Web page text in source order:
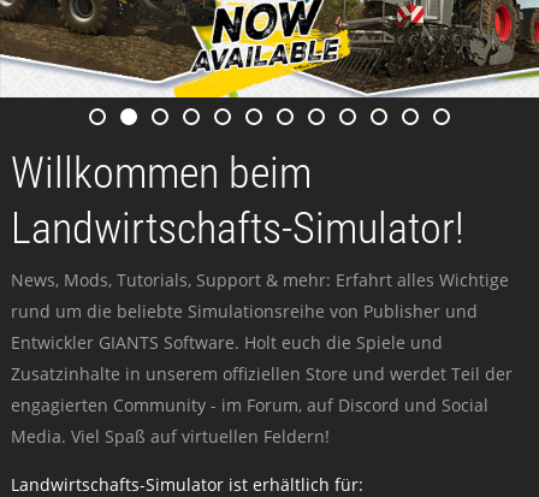
Willkommen beim
Landwirtschafts-Simulator!
News, Mods, Tutorials, Support & mehr: Erfahrt alles Wichtige
rund um die beliebte Simulationsreihe von Publisher und
Entwickler GIANTS Software. Holt euch die Spiele und
Zusatzinhalte in unserem offiziellen Store und werdet Teil der
engagierten Community - im Forum, auf Discord und Social
Media. Viel Spaß auf virtuellen Feldern!
Landwirtschafts-Simulator ist erhältlich für: